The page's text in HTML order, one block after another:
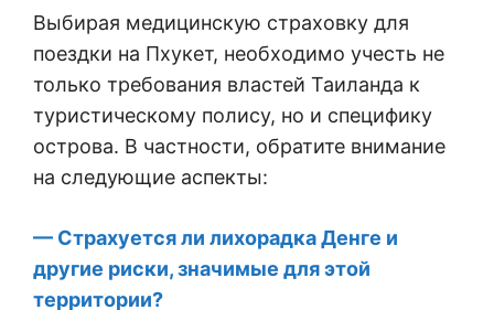
Выбирая медицинскую страховку для
поездки на Пхукет, необходимо учесть не
только требования властей Таиланда к
туристическому полису, но и специфику
острова. В частности, обратите внимание
на следующие аспекты:
— Страхуется ли лихорадка Денге и
другие риски, значимые для этой
территории?